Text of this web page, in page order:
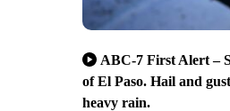
ABC-7 First Alert –
of El Paso. Hail and
heavy rain.